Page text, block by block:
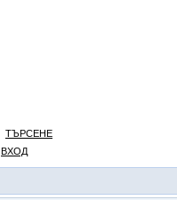
ТЪРСЕНЕ
ВХОД